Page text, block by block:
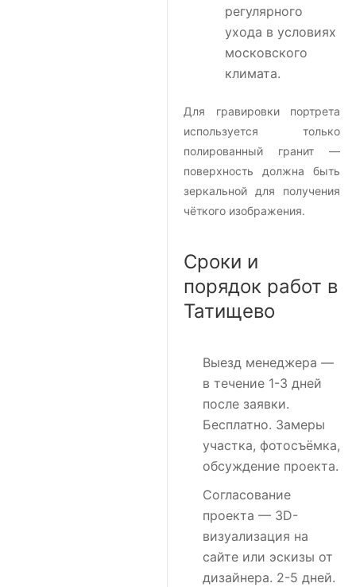
регулярного
ухода в условиях
московского
климата.
Для гравировки портрета
используется только
полированный гранит —
поверхность должна быть
зеркальной для получения
чёткого изображения.
Сроки и
порядок работ в
Татищево
Выезд менеджера —
в течение 1-3 дней
после заявки.
Бесплатно. Замеры
участка, фотосъёмка,
обсуждение проекта.
Согласование
проекта — 3D-
визуализация на
сайте или эскизы от
дизайнера. 2-5 дней.